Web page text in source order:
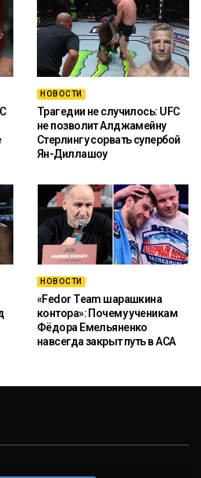
НОВОСТИ
Трагедии не случилось: UFC
не позволит Алджамейну
Стерлингу сорвать супербой
Ян-Диллашоу
НОВОСТИ
«Fedor Team шарашкина
контора»: Почему ученикам
Фёдора Емельяненко
навсегда закрыт путь в ACA